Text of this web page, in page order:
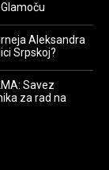
Aleksandra
Srpskoj?
Savez
za rad na